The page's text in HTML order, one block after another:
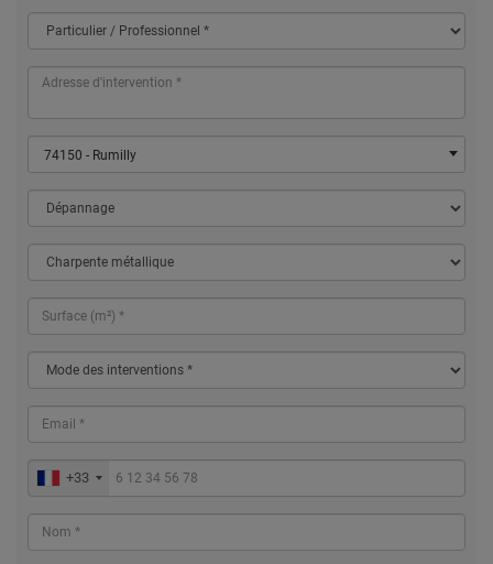
74150 - Rumilly
+33